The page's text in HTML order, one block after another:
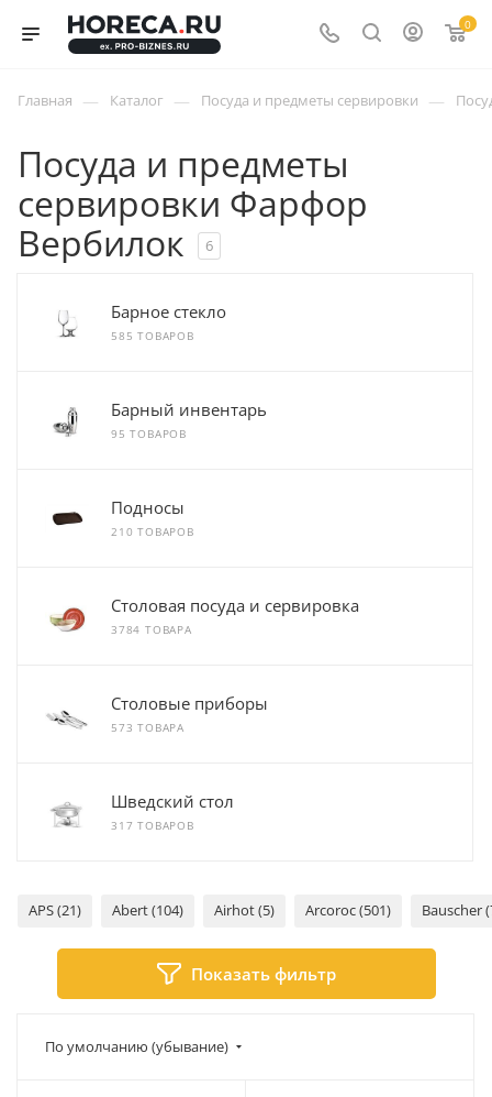
0
Главная — Каталог — Посуда и предметы сервировки —
Посуда и предметы
сервировки Фарфор
Вербилок
6
Барное стекло
585 ТОВАРОВ
Барный инвентарь
95 ТОВАРОВ
Подносы
210 ТОВАРОВ
Столовая посуда и сервировка
3784 ТОВАРА
Столовые приборы
573 ТОВАРА
Шведский стол
317 ТОВАРОВ
APS (21) Abert (104) Airhot (5) Arcoroc (501) Bauscher
Показать фильтр
По умолчанию (убывание)